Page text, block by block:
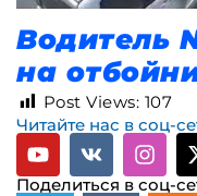
Водитель
на
Post Views: 107
Читайте нас в соц-
Поделиться в соц-